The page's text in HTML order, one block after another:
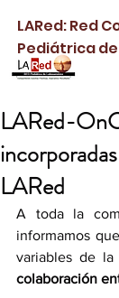
LARed: Red
Pediátrica
LARed-
LARed
A toda la
informamos
variables de la
colaboración